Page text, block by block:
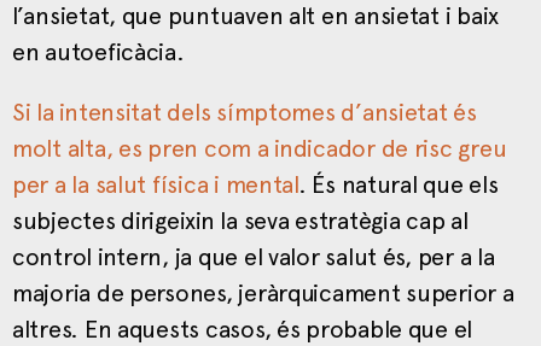
l’ansietat, que puntuaven alt en ansietat i baix
en autoeficàcia.
Si la intensitat dels símptomes d’ansietat és
molt alta, es pren com a indicador de risc greu
per a la salut física i mental. És natural que els
subjectes dirigeixin la seva estratègia cap al
control intern, ja que el valor salut és, per a la
majoria de persones, jeràrquicament superior a
altres. En aquests casos, és probable que el